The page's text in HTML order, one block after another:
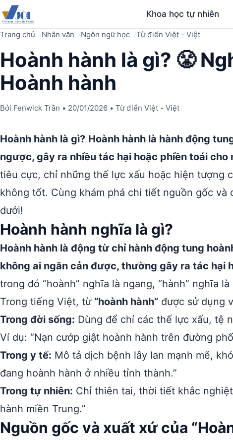
Khoa học tự nhiên
Trang chủ Nhân văn Ngôn ngữ học Từ điển Việt - Việt
Hoành hành là gì? 😤
Hoành hành
Bởi Fenwick Trần • 20/01/2026 • Từ điển Việt - Việt
Hoành hành là gì? Hoành hành là hành động
ngược, gây ra nhiều tác hại hoặc phiền toái cho
tiêu cực, chỉ những thế lực xấu hoặc hiện tượng
không tốt. Cùng khám phá chi tiết nguồn gốc và
dưới!
Hoành hành nghĩa là gì?
Hoành hành là động từ chỉ hành động tung
không ai ngăn cản được, thường gây ra tác hại
trong đó “hoành” nghĩa là ngang, “hành” nghĩa là
Trong tiếng Việt, từ “hoành hành” được sử dụng
Trong đời sống: Dùng để chỉ các thế lực xấu, tệ
Ví dụ: “Nạn cướp giật hoành hành trên đường
Trong y tế: Mô tả dịch bệnh lây lan mạnh mẽ,
đang hoành hành ở nhiều tỉnh thành.”
Trong tự nhiên: Chỉ thiên tai, thời tiết khắc
hành miền Trung.”
Nguồn gốc và xuất xứ của